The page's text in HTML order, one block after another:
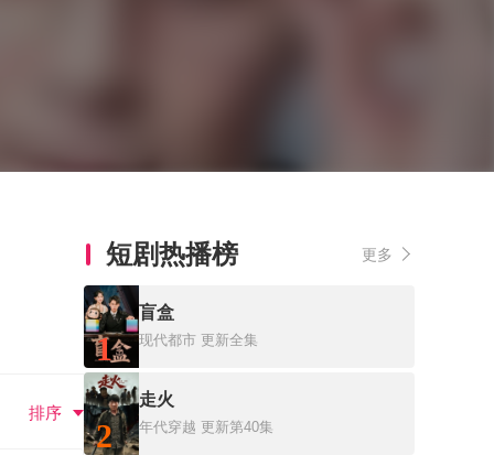
排序
短剧热播榜 更多
1
盲盒
现代都市 更新全集
2
走火
年代穿越 更新第40集